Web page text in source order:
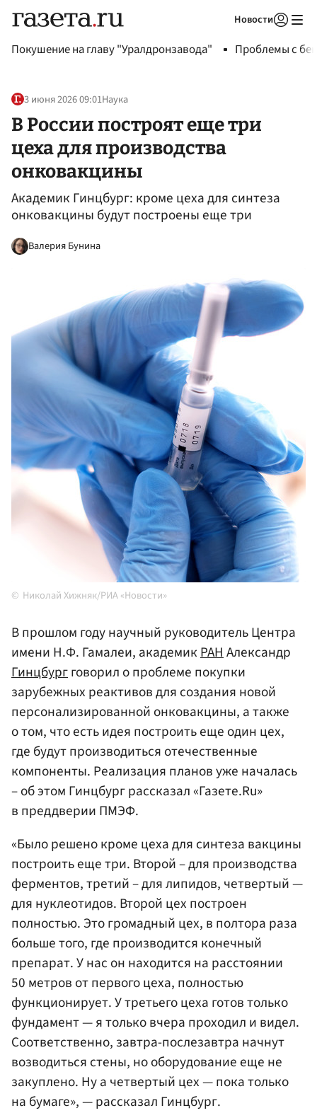
Новости
Покушение на главу "Уралдронзавода" Проблемы с
3 июня 2026 09:01Наука
В России построят еще три
цеха для производства
онковакцины
Академик Гинцбург: кроме цеха для синтеза
онковакцины будут построены еще три
Валерия Бунина
Николай Хижняк/РИА «Новости»
В прошлом году научный руководитель Центра
имени Н.Ф. Гамалеи, академикРАНАлександр
Гинцбургговорил о проблеме покупки
зарубежных реактивов для создания новой
персонализированной онковакцины, а также
о том, что есть идея построить еще один цех,
где будут производиться отечественные
компоненты. Реализация планов уже началась
– об этом Гинцбург рассказал «Газете.Ru»
в преддверии ПМЭФ.
«Было решено кроме цеха для синтеза вакцины
построить еще три. Второй – для производства
ферментов, третий – для липидов, четвертый —
для нуклеотидов. Второй цех построен
полностью. Это громадный цех, в полтора раза
больше того, где производится конечный
препарат. У нас он находится на расстоянии
50 метров от первого цеха, полностью
функционирует. У третьего цеха готов только
фундамент — я только вчера проходил и видел.
Соответственно, завтра-послезавтра начнут
возводиться стены, но оборудование еще не
закуплено. Ну а четвертый цех — пока только
на бумаге», — рассказал Гинцбург.